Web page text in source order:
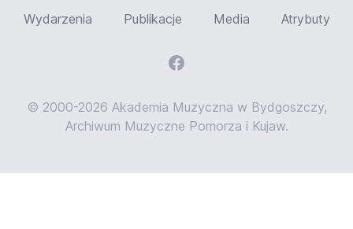
Wydarzenia Publikacje Media Atrybuty
© 2000-2026 Akademia Muzyczna w Bydgoszczy,
Archiwum Muzyczne Pomorza i Kujaw.